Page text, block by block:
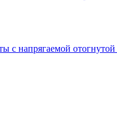
с напрягаемой отогнутой